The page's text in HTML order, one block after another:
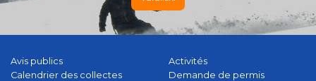
Avis publics
Calendrier des collectes
Activités
Demande de permis